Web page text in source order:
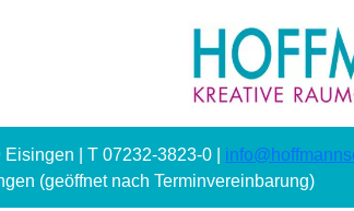
| T 07232-3823-0 |
(geöffnet nach Terminvereinbarung)